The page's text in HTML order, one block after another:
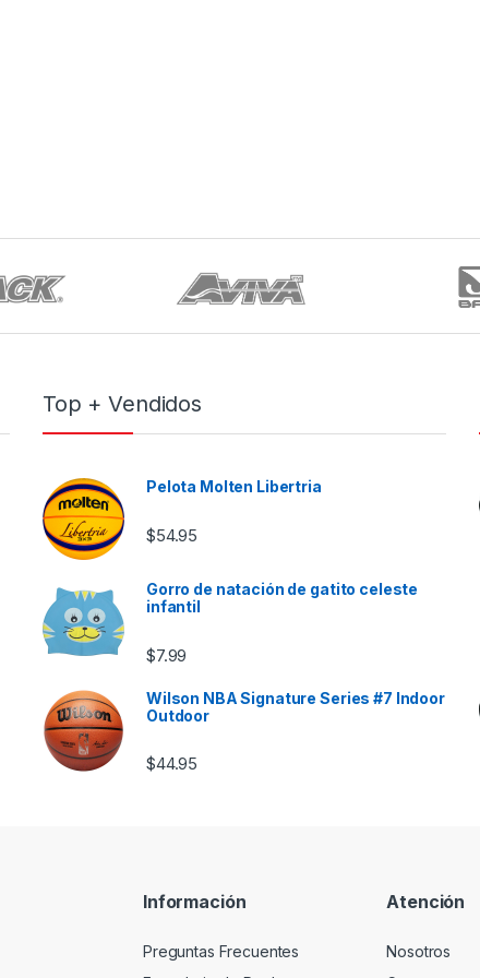
$46.00 hasta $85.00
Top + Vendidos
Pelota Molten Libertria
$54.95
Gorro de natación de gatito celeste
infantil
$7.99
Wilson NBA Signature Series #7 Indoor
Outdoor
$44.95
Información
Preguntas Frecuentes
Atención
Nosotros